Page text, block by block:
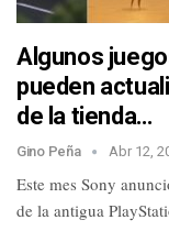
Algunos
pueden
de la tienda…
Gino Peña Abr 12,
Este mes Sony
de la antigua